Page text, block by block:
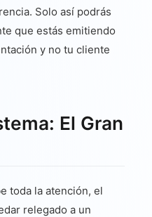
Solo así podrás
que estás emitiendo
y no tu cliente
El Gran
toda la atención, el
relegado a un